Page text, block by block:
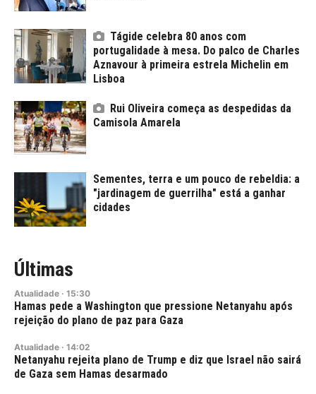
Tágide celebra 80 anos com
portugalidade à mesa. Do palco de Charles
Aznavour à primeira estrela Michelin em
Lisboa
Rui Oliveira começa as despedidas da
Camisola Amarela
Sementes, terra e um pouco de rebeldia: a
"jardinagem de guerrilha" está a ganhar
cidades
Últimas
Atualidade · 15:30
Hamas pede a Washington que pressione Netanyahu após
rejeição do plano de paz para Gaza
Atualidade · 14:02
Netanyahu rejeita plano de Trump e diz que Israel não sairá
de Gaza sem Hamas desarmado